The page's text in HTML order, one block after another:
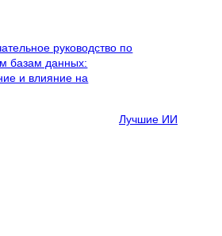
Лучшие ИИ